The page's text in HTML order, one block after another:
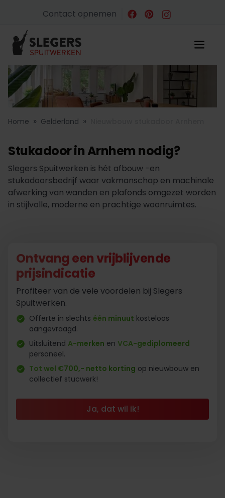
Contact opnemen
Home » Gelderland »
Stukadoor in Arnhem nodig?
Slegers Spuitwerken is hét afbouw -en
stukadoorsbedrijf waar vakmanschap en machinale
afwerking van wanden en plafonds omgezet worden
in stijlvolle, moderne en prachtige woonruimtes.
Ontvang een vrijblijvende
prijsindicatie
Profiteer van de vele voordelen bij Slegers
Spuitwerken.
Offerte in slechts één minuut kosteloos
aangevraagd.
Uitsluitend A-merken en VCA-gediplomeerd
personeel.
Tot wel €700,- netto korting op nieuwbouw en
collectief stucwerk!
Ja, dat wil ik!